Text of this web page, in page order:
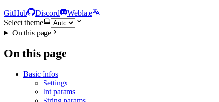
GitHub Discord
Weblate
Select theme
On this page
On this page
Basic Infos
Settings
Int params
String params